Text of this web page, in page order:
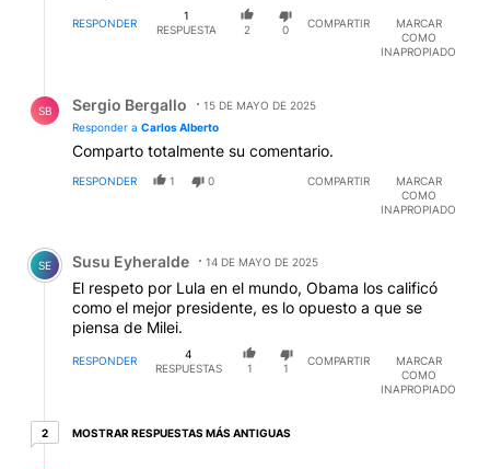
RESPONDER
1
RESPUESTA
2 0
COMPARTIR
MARCAR
COMO
INAPROPIADO
SB Sergio Bergallo
15 DE MAYO DE 2025
Responder a Carlos Alberto
Comparto totalmente su comentario.
RESPONDER 1 0 COMPARTIR
MARCAR
COMO
INAPROPIADO
Comentario de Susu Eyheralde.
SE Susu Eyheralde 14 DE MAYO DE 2025
El respeto por Lula en el mundo, Obama los calificó
como el mejor presidente, es lo opuesto a que se
piensa de Milei.
RESPONDER
4
RESPUESTAS
1 1
COMPARTIR
MARCAR
COMO
INAPROPIADO
22 respuestas más antiguas
MOSTRAR RESPUESTAS MÁS ANTIGUAS